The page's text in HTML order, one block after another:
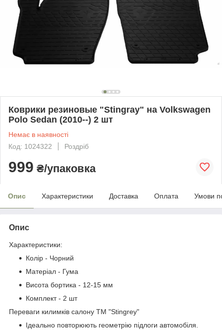
Коврики резиновые "Stingray" на Volkswagen
Polo Sedan (2010--) 2 шт
Немає в наявності
Код: 1024322
Роздріб
999 ₴/упаковка
Опис Характеристики Доставка Оплата Умови
Опис
Характеристики:
Колір - Чорний
Матеріал - Гума
Висота бортика - 12-15 мм
Комплект - 2 шт
Переваги килимків салону ТМ "Stingrey"
Ідеально повторюють геометрію підлоги автомобіля.